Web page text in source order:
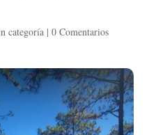
categoría| 0 Comentarios